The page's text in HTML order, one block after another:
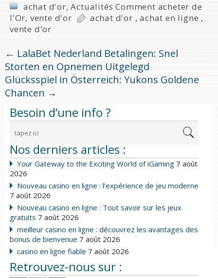
achat d'or,Actualités Comment acheter de
l'Or, vente d'or achat d'or ,achat en ligne ,
vente d'or
← LalaBet Nederland Betalingen: Snel
Storten en Opnemen Uitgelegd
Glücksspiel in Österreich: Yukons Goldene
Chancen →
Besoin d’une info ?
Nos derniers articles :
Your Gateway to the Exciting World of iGaming 7 août
2026
Nouveau casino en ligne : l’expérience de jeu moderne
7 août 2026
Nouveau casino en ligne : Tout savoir sur les jeux
gratuits 7 août 2026
meilleur casino en ligne : découvrez les avantages des
bonus de bienvenue 7 août 2026
casino en ligne fiable 7 août 2026
Retrouvez-nous sur :